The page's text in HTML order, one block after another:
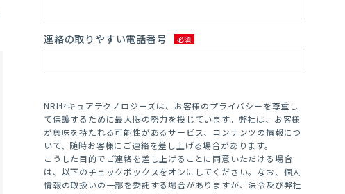
連絡の取りやすい電話番号
NRIセキュアテクノロジーズは、お客様のプライバシーを尊重し
て保護するために最大限の努力を投じています。弊社は、お客様
が興味を持たれる可能性があるサービス、コンテンツの情報につ
いて、随時お客様にご連絡を差し上げる場合があります。
こうした目的でご連絡を差し上げることに同意いただける場合
は、以下のチェックボックスをオンにしてください。なお、個人
情報の取扱いの一部を委託する場合がありますが、法令及び弊社